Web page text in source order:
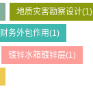
地质灾害勘察设计(1)
财务外包作用(1)
镀锌水箱镀锌层(1)